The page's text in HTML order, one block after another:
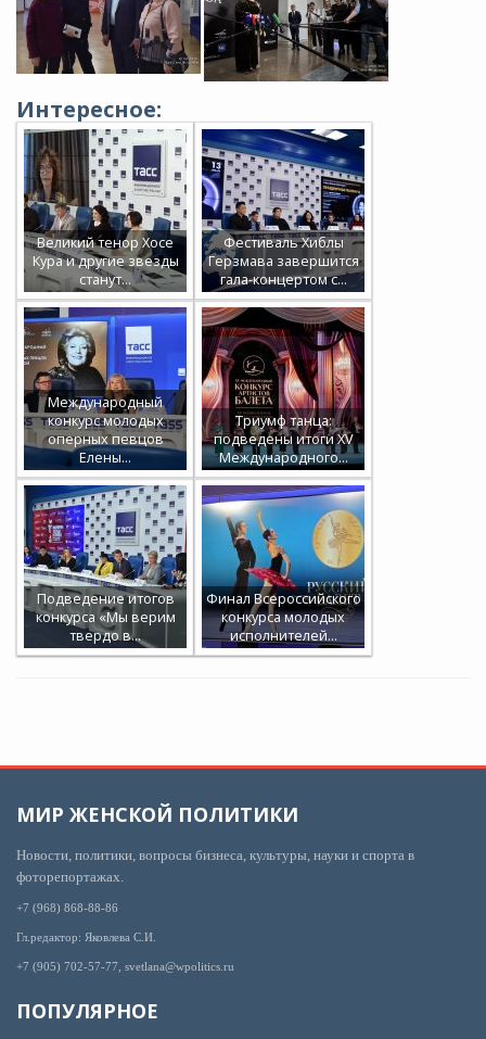
Интересное:
Великий тенор Хосе
Кура и другие звезды
станут…
Фестиваль Хиблы
Герзмава завершится
гала-концертом с…
Международный
конкурс молодых
оперных певцов
Елены…
Триумф танца:
подведены итоги XV
Международного…
Подведение итогов
конкурса «Мы верим
твердо в…
Финал Всероссийского
конкурса молодых
исполнителей…
МИР ЖЕНСКОЙ ПОЛИТИКИ
Новости, политики, вопросы бизнеса, культуры, науки и спорта в
фоторепортажах.
+7 (968) 868-88-86
Гл.редактор: Яковлева С.И.
+7 (905) 702-57-77, svetlana@wpolitics.ru
ПОПУЛЯРНОЕ